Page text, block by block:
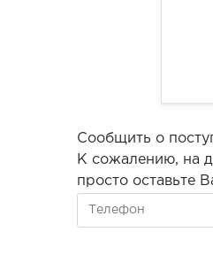
Сообщить о
К сожалению, на
просто оставьте